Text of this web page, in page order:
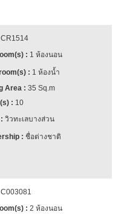
CR1514
1 ห้องนอน
1 ห้องน้ำ
35 Sq.m
10
วิวทะเลบางส่วน
ชื่อต่างชาติ
C003081
2 ห้องนอน